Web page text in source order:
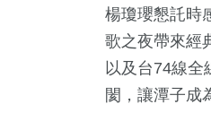
楊瓊瓔懇託時
歌之夜帶來經
以及台74線
閡，讓潭子成